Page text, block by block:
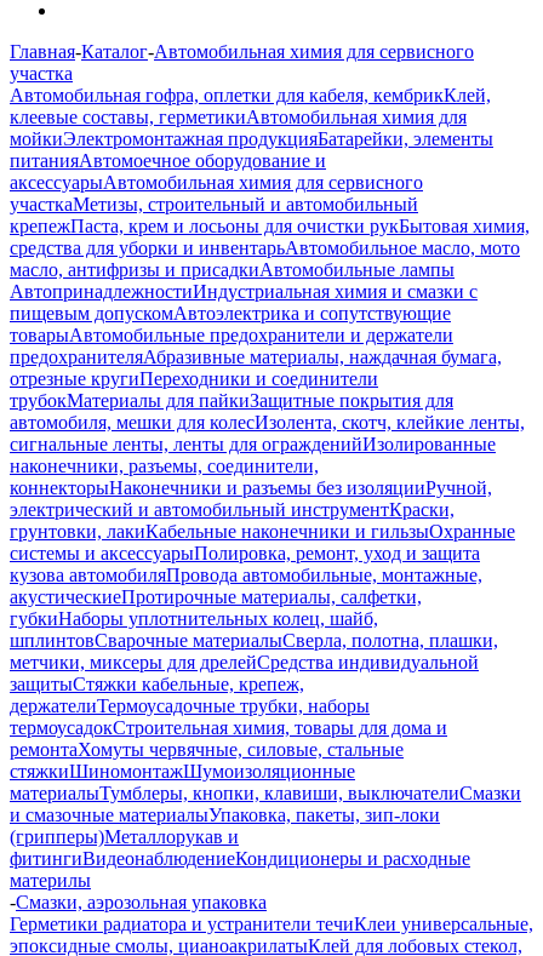
Главная-Каталог-Автомобильная химия для сервисного
участка
Автомобильная гофра, оплетки для кабеля, кембрикКлей,
клеевые составы, герметикиАвтомобильная химия для
мойкиЭлектромонтажная продукцияБатарейки, элементы
питанияАвтомоечное оборудование и
аксессуарыАвтомобильная химия для сервисного
участкаМетизы, строительный и автомобильный
крепежПаста, крем и лосьоны для очистки рукБытовая химия,
средства для уборки и инвентарьАвтомобильное масло, мото
масло, антифризы и присадкиАвтомобильные лампы
АвтопринадлежностиИндустриальная химия и смазки с
пищевым допускомАвтоэлектрика и сопутствующие
товарыАвтомобильные предохранители и держатели
предохранителяАбразивные материалы, наждачная бумага,
отрезные кругиПереходники и соединители
трубокМатериалы для пайкиЗащитные покрытия для
автомобиля, мешки для колесИзолента, скотч, клейкие ленты,
сигнальные ленты, ленты для огражденийИзолированные
наконечники, разъемы, соединители,
коннекторыНаконечники и разъемы без изоляцииРучной,
электрический и автомобильный инструментКраски,
грунтовки, лакиКабельные наконечники и гильзыОхранные
системы и аксессуарыПолировка, ремонт, уход и защита
кузова автомобиляПровода автомобильные, монтажные,
акустическиеПротирочные материалы, салфетки,
губкиНаборы уплотнительных колец, шайб,
шплинтовСварочные материалыСверла, полотна, плашки,
метчики, миксеры для дрелейСредства индивидуальной
защитыСтяжки кабельные, крепеж,
держателиТермоусадочные трубки, наборы
термоусадокСтроительная химия, товары для дома и
ремонтаХомуты червячные, силовые, стальные
стяжкиШиномонтажШумоизоляционные
материалыТумблеры, кнопки, клавиши, выключателиСмазки
и смазочные материалыУпаковка, пакеты, зип-локи
(грипперы)Металлорукав и
фитингиВидеонаблюдениеКондиционеры и расходные
материлы
-Смазки, аэрозольная упаковка
Герметики радиатора и устранители течиКлеи универсальные,
эпоксидные смолы, цианоакрилатыКлей для лобовых стекол,